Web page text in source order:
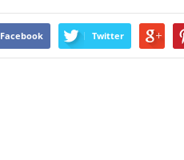
Facebook Twitter